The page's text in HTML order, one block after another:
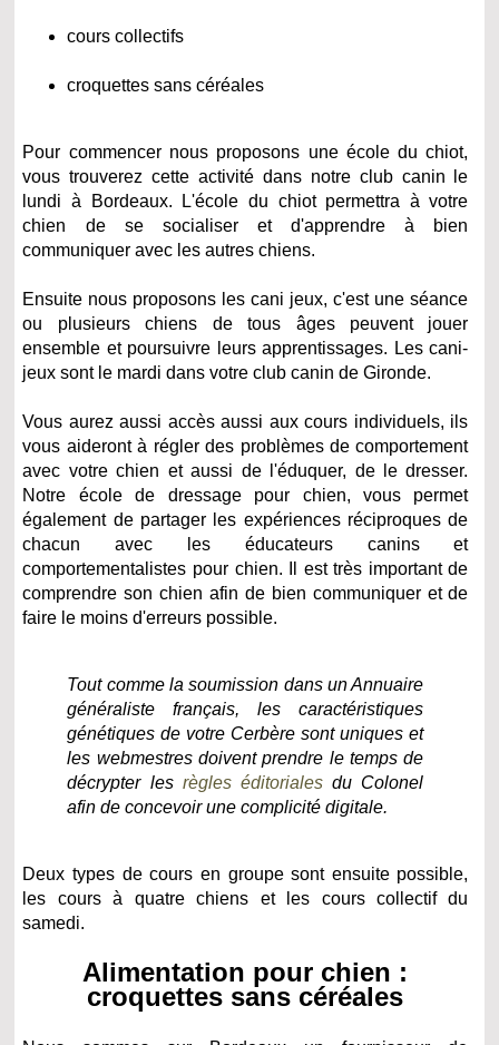
cours collectifs
croquettes sans céréales
Pour commencer nous proposons une école du chiot,
vous trouverez cette activité dans notre club canin le
lundi à Bordeaux. L'école du chiot permettra à votre
chien de se socialiser et d'apprendre à bien
communiquer avec les autres chiens.
Ensuite nous proposons les cani jeux, c'est une séance
ou plusieurs chiens de tous âges peuvent jouer
ensemble et poursuivre leurs apprentissages. Les cani-
jeux sont le mardi dans votre club canin de Gironde.
Vous aurez aussi accès aussi aux cours individuels, ils
vous aideront à régler des problèmes de comportement
avec votre chien et aussi de l'éduquer, de le dresser.
Notre école de dressage pour chien, vous permet
également de partager les expériences réciproques de
chacun avec les éducateurs canins et
comportementalistes pour chien. Il est très important de
comprendre son chien afin de bien communiquer et de
faire le moins d'erreurs possible.
Tout comme la soumission dans un Annuaire
généraliste français, les caractéristiques
génétiques de votre Cerbère sont uniques et
les webmestres doivent prendre le temps de
décrypter les règles éditoriales du Colonel
afin de concevoir une complicité digitale.
Deux types de cours en groupe sont ensuite possible,
les cours à quatre chiens et les cours collectif du
samedi.
Alimentation pour chien :
croquettes sans céréales